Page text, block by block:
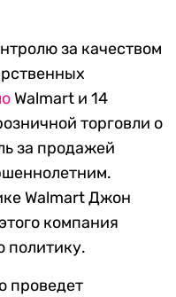
за качеством
Walmart и 14
торговли о
за продажей
Walmart Джон
компания
политику.
проведет